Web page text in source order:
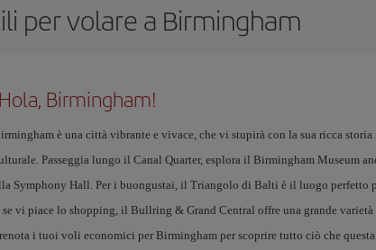
per volare a Birmingham
Birmingham!
è una città vibrante e vivace, che vi stupirà con la sua ricca storia
Passeggia lungo il Canal Quarter, esplora il Birmingham Museum
Symphony Hall. Per i buongustai, il Triangolo di Balti è il luogo perfetto
se vi piace lo shopping, il Bullring & Grand Central offre una grande varietà
i tuoi voli economici per Birmingham per scoprire tutto ciò che